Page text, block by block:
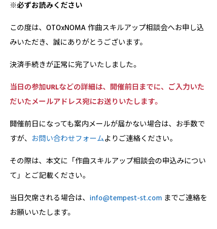
※必ずお読みください
この度は、OTOxNOMA 作曲スキルアップ相談会へお申し込
みいただき、誠にありがとうございます。
決済手続きが正常に完了いたしました。
当日の参加URLなどの詳細は、開催前日までに、ご入力いた
だいたメールアドレス宛にお送りいたします。
開催前日になっても案内メールが届かない場合は、お手数で
すが、 お問い合わせフォームよりご連絡ください。
その際は、本文に「作曲スキルアップ相談会の申込みについ
て」とご記載ください。
当日欠席される場合は、 info@tempest-st.com までご連絡を
お願いいたします。